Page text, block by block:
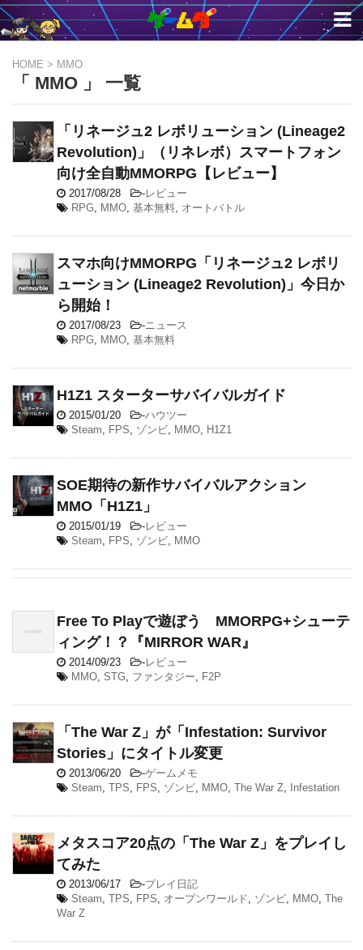
HOME > MMO
「 MMO 」 一覧
「リネージュ2 レボリューション (Lineage2
Revolution)」（リネレボ）スマートフォン
向け全自動MMORPG【レビュー】
2017/08/28 -レビュー
RPG, MMO, 基本無料, オートバトル
スマホ向けMMORPG「リネージュ2 レボリ
ューション (Lineage2 Revolution)」今日か
ら開始！
2017/08/23 -ニュース
RPG, MMO, 基本無料
H1Z1 スターターサバイバルガイド
2015/01/20 -ハウツー
Steam, FPS, ゾンビ, MMO, H1Z1
SOE期待の新作サバイバルアクション
MMO「H1Z1」
2015/01/19 -レビュー
Steam, FPS, ゾンビ, MMO
Free To Playで遊ぼう MMORPG+シューテ
ィング！？『MIRROR WAR』
2014/09/23 -レビュー
MMO, STG, ファンタジー, F2P
「The War Z」が「Infestation: Survivor
Stories」にタイトル変更
2013/06/20 -ゲームメモ
Steam, TPS, FPS, ゾンビ, MMO, The War Z, Infestation
メタスコア20点の「The War Z」をプレイし
てみた
2013/06/17 -プレイ日記
Steam, TPS, FPS, オープンワールド, ゾンビ, MMO, The
War Z